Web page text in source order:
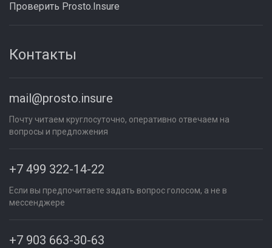
Проверить Prosto.Insure
Контакты
mail@prosto.insure
Почту читаем круглосуточно, оперативно отвечаем на
вопросы и предложения
+7 499 322-14-22
Если вы предпочитаете задать вопрос голосом, а не в
мессенджере
+7 903 663-30-63